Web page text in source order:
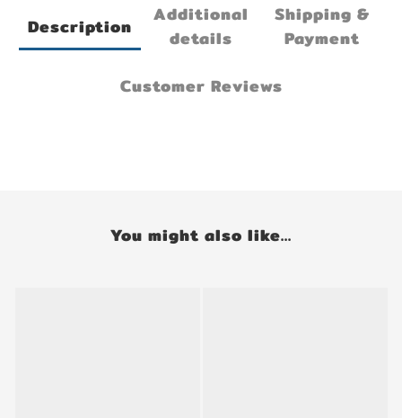
Description
Additional
details
Shipping &
Payment
Customer Reviews
You might also like...